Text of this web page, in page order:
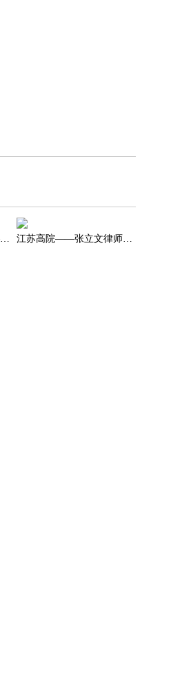
受贿罪、挪用公款罪——张立文律师办理的央企负责人受贿罪、挪用公款罪得到较轻量刑 江苏高院——张立文律师办理的受贿罪案件江苏高院撤销原判决定再审